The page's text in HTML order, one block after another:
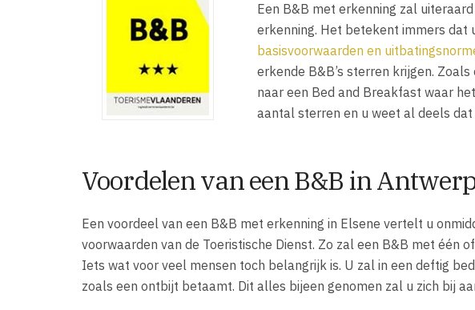
Een B&B met erkenning zal
erkenning. Het betekent immers dat
basisvoorwaarden en
erkende B&B’s sterren krijgen.
naar een Bed and Breakfast waar
aantal sterren en u weet al deels dat
Voordelen van een B&B in
Een voordeel van een B&B met erkenning in Elsene vertelt u
voorwaarden van de Toeristische Dienst. Zo zal een B&B met één
Iets wat voor veel mensen toch belangrijk is. U zal in een deftig
zoals een ontbijt betaamt. Dit alles bijeen genomen zal u zich bij